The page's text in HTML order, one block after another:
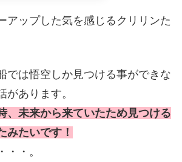
アップした気を感じるクリリンた
では悟空しか見つける事ができな
があります。
、未来から来ていたため見つける
みたいです！
・・。